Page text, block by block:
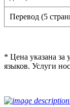
Перевод (5
* Цена указана за
языков. Услуги